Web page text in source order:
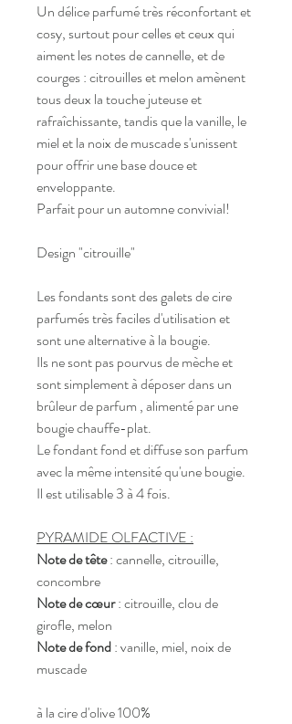
Un délice parfumé très réconfortant et
cosy, surtout pour celles et ceux qui
aiment les notes de cannelle, et de
courges : citrouilles et melon amènent
tous deux la touche juteuse et
rafraîchissante, tandis que la vanille, le
miel et la noix de muscade s'unissent
pour offrir une base douce et
enveloppante.
Parfait pour un automne convivial!
Design "citrouille"
Les fondants sont des galets de cire
parfumés très faciles d'utilisation et
sont une alternative à la bougie.
Ils ne sont pas pourvus de mèche et
sont simplement à déposer dans un
brûleur de parfum , alimenté par une
bougie chauffe-plat.
Le fondant fond et diffuse son parfum
avec la même intensité qu'une bougie.
Il est utilisable 3 à 4 fois.
PYRAMIDE OLFACTIVE :
Note de tête : cannelle, citrouille,
concombre
Note de cœur : citrouille, clou de
girofle, melon
Note de fond : vanille, miel, noix de
muscade
à la cire d'olive 100%